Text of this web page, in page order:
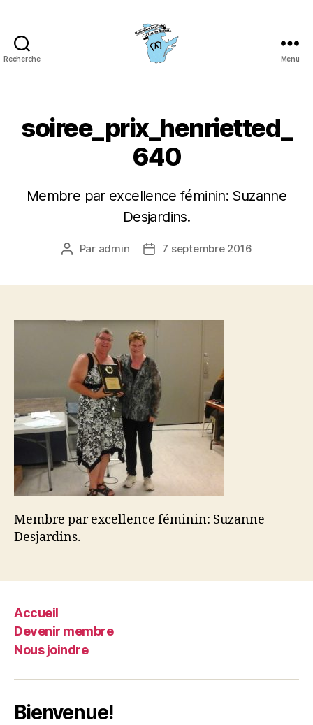
Recherche
de
fers
du
Québec
Menu
soiree_prix_henrietted_
640
Membre par excellence féminin: Suzanne
Desjardins.
Auteur
Par admin
Date7 septembre 2016
Membre par excellence féminin: Suzanne
Desjardins.
Accueil
Devenir membre
Nous joindre
Bienvenue!